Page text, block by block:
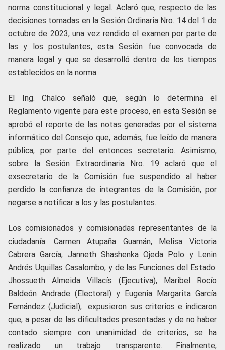
norma constitucional y legal. Aclaró que, respecto de las
decisiones tomadas en la Sesión Ordinaria Nro. 14 del 1 de
octubre de 2023, una vez rendido el examen por parte de
las y los postulantes, esta Sesión fue convocada de
manera legal y que se desarrolló dentro de los tiempos
establecidos en la norma.
El Ing. Chalco señaló que, según lo determina el
Reglamento vigente para este proceso, en esta Sesión se
aprobó el reporte de las notas generadas por el sistema
informático del Consejo que, además, fue leído de manera
pública, por parte del entonces secretario. Asimismo,
sobre la Sesión Extraordinaria Nro. 19 aclaró que el
exsecretario de la Comisión fue suspendido al haber
perdido la confianza de integrantes de la Comisión, por
negarse a notificar a los y las postulantes.
Los comisionados y comisionadas representantes de la
ciudadanía: Carmen Atupaña Guamán, Melisa Victoria
Cabrera García, Janneth Shashenka Ojeda Polo y Lenin
Andrés Uquillas Casalombo; y de las Funciones del Estado:
Jhossueth Almeida Villacís (Ejecutiva), Maribel Rocío
Baldeón Andrade (Electoral) y Eugenia Margarita García
Fernández (Judicial); expusieron sus criterios e indicaron
que, a pesar de las dificultades presentadas y de no haber
contado siempre con unanimidad de criterios, se ha
realizado un trabajo transparente. Finalmente,